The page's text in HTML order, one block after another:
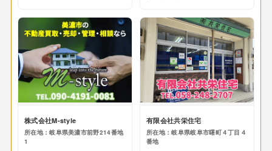
株式会社M-style
所在地：岐阜県美濃市前野214番地
1
有限会社共栄住宅
所在地：岐阜県岐阜市曙町４丁目４
番地